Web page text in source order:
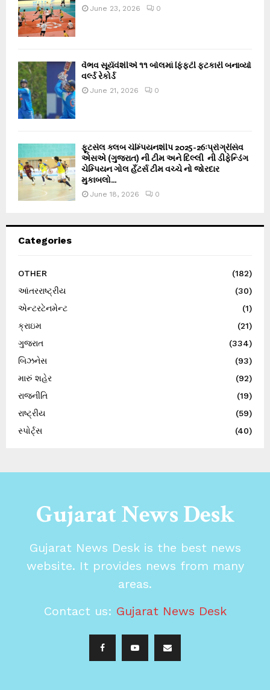
June 23, 2026 0
વૈભવ સૂર્યવંશીએ ૧૧ બોલમાં ફિફ્ટી ફટકારી બનાવ્યો
વર્લ્ડ રેકોર્ડ
June 21, 2026 0
ફૂટસેલ ક્લબ ચેમ્પિયનશીપ 2025-26ઃપ્રોગ્રેસિવ
એસએ (ગુજરાત) ની ટીમ અને દિલ્લી ની ડીફેન્ડિંગ
ચેમ્પિયન ગોલ હઁટર્સ ટીમ વચ્ચે નો જોરદાર
મુકાબલો...
June 18, 2026 0
Categories
OTHER
(182)
આંતરરાષ્ટ્રીય
(30)
એન્ટરટેનમેન્ટ
(1)
ક્રાઇમ
(21)
ગુજરાત
(334)
બિઝનેસ
(93)
મારું શહેર
(92)
રાજનીતિ
(19)
રાષ્ટ્રીય
(59)
સ્પોર્ટ્સ
(40)
Gujarat News Desk
Gujarat News Desk is the best news
website. It provides news from many
areas.
Contact us: Gujarat News Desk